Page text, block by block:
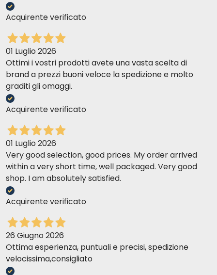
Acquirente verificato
01 Luglio 2026
Ottimi i vostri prodotti avete una vasta scelta di
brand a prezzi buoni veloce la spedizione e molto
graditi gli omaggi.
Acquirente verificato
01 Luglio 2026
Very good selection, good prices. My order arrived
within a very short time, well packaged. Very good
shop. I am absolutely satisfied.
Acquirente verificato
26 Giugno 2026
Ottima esperienza, puntuali e precisi, spedizione
velocissima,consigliato